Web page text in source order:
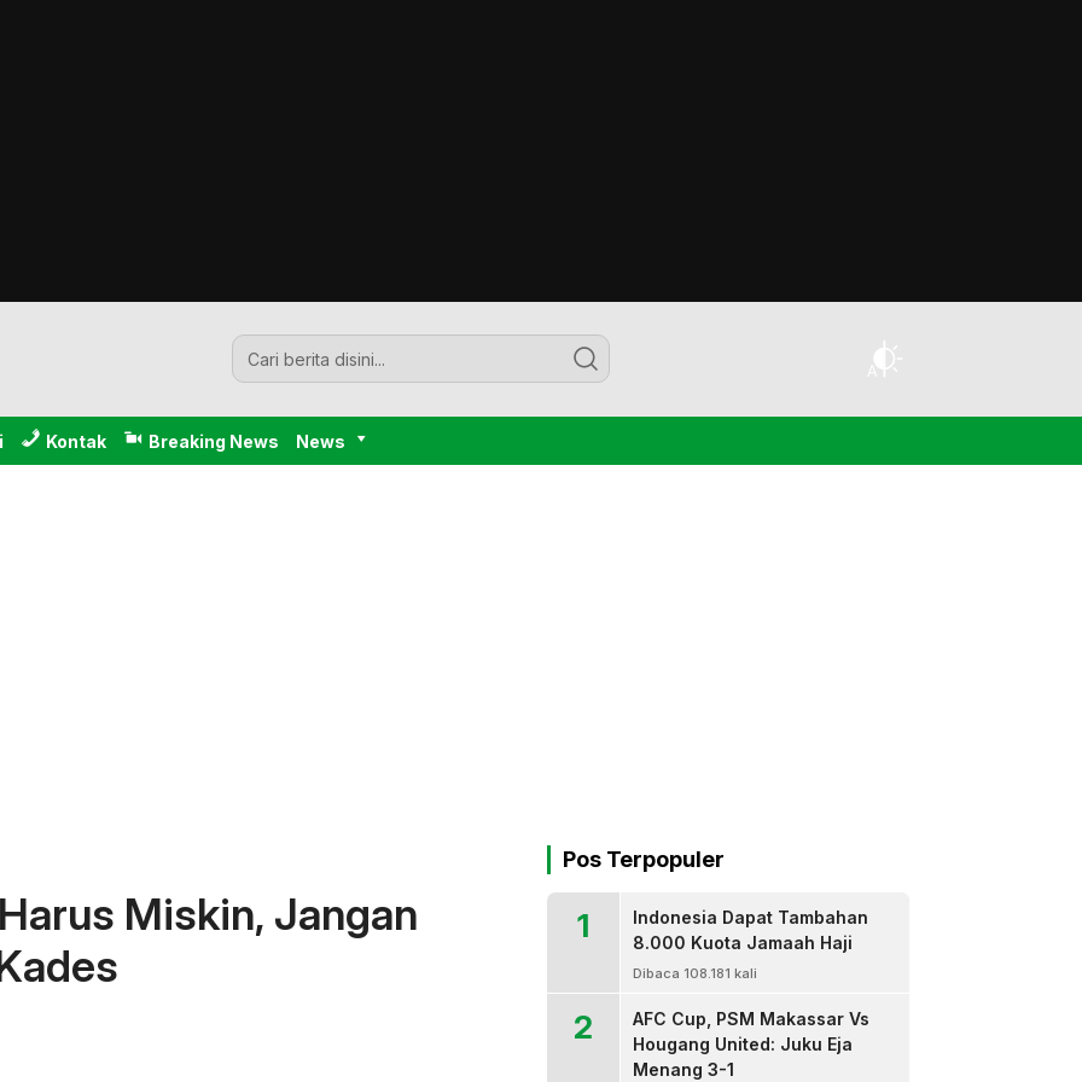
Kontak Breaking News News
Miskin, Jangan
Pos Terpopuler
1
Indonesia Dapat Tambahan
8.000 Kuota Jamaah Haji
Dibaca 108.181 kali
2
AFC Cup, PSM Makassar Vs
Hougang United: Juku Eja
Menang 3-1